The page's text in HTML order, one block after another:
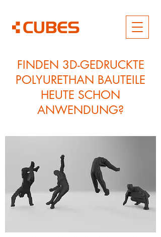
FINDEN 3D-GEDRUCKTE
POLYURETHAN BAUTEILE
HEUTE SCHON
ANWENDUNG?